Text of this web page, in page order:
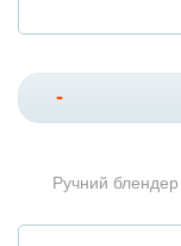
-
Ручний